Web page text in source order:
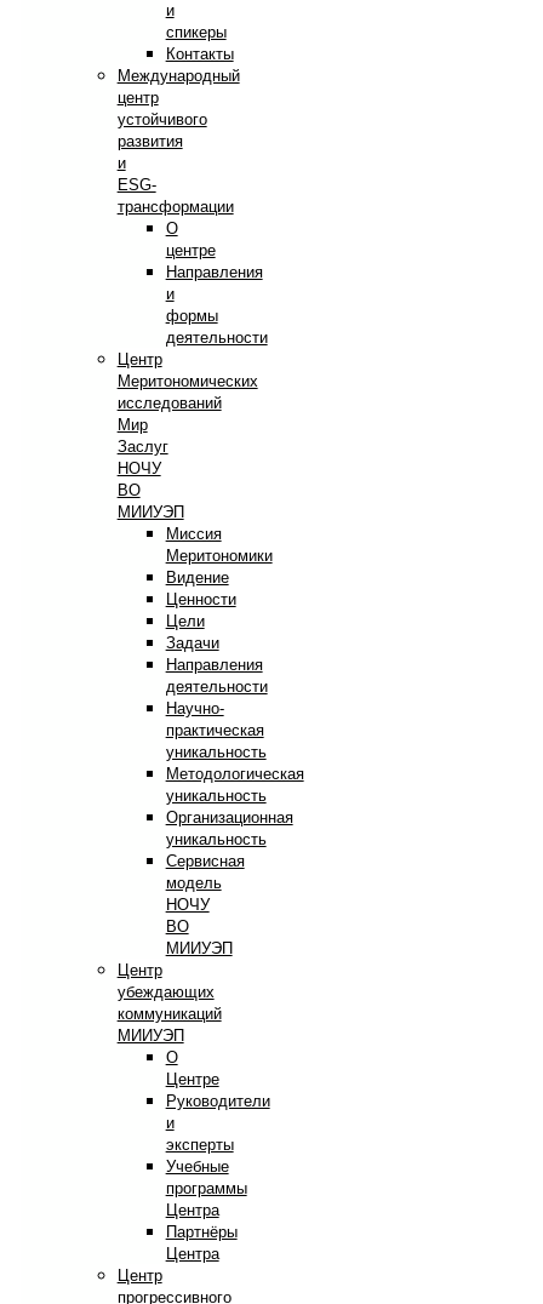
и
спикеры
Контакты
Международный
центр
устойчивого
развития
и
ESG-
трансформации
О
центре
Направления
и
формы
деятельности
Центр
Меритономических
исследований
Мир
Заслуг
НОЧУ
ВО
МИИУЭП
Миссия
Меритономики
Видение
Ценности
Цели
Задачи
Направления
деятельности
Научно-
практическая
уникальность
Методологическая
уникальность
Организационная
уникальность
Сервисная
модель
НОЧУ
ВО
МИИУЭП
Центр
убеждающих
коммуникаций
МИИУЭП
О
Центре
Руководители
и
эксперты
Учебные
программы
Центра
Партнёры
Центра
Центр
прогрессивного